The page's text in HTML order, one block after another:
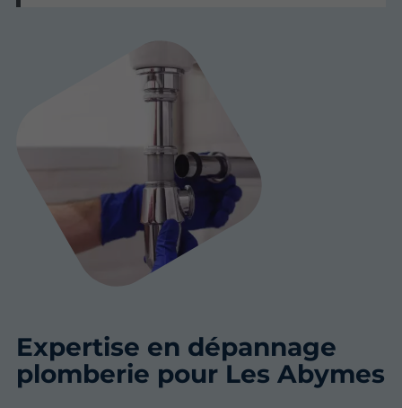
Expertise en dépannage
plomberie pour Les Abymes